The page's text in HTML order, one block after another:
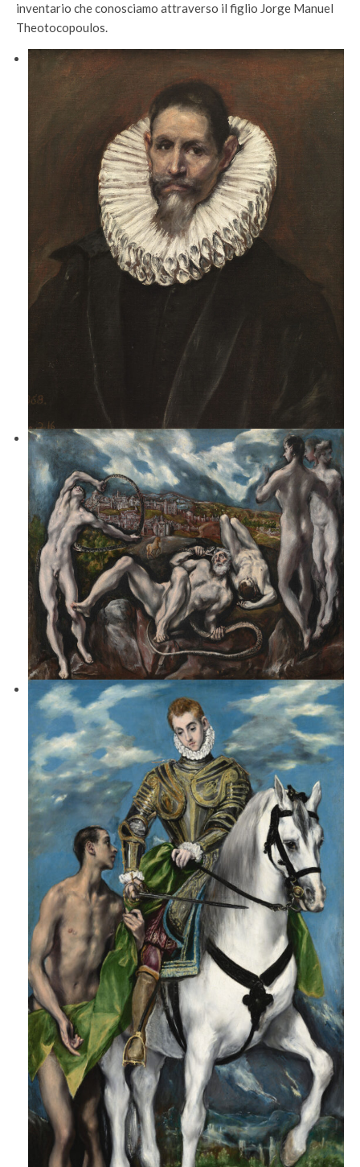
inventario che conosciamo attraverso il figlio Jorge Manuel
Theotocopoulos.